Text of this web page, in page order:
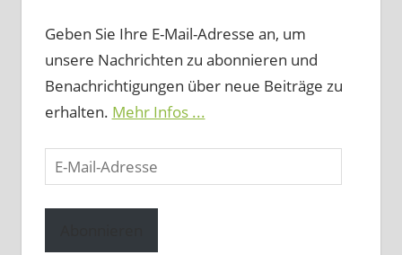
Geben Sie Ihre E-Mail-Adresse an, um
unsere Nachrichten zu abonnieren und
Benachrichtigungen über neue Beiträge zu
erhalten. Mehr Infos ...
E-
Mail-
Adresse